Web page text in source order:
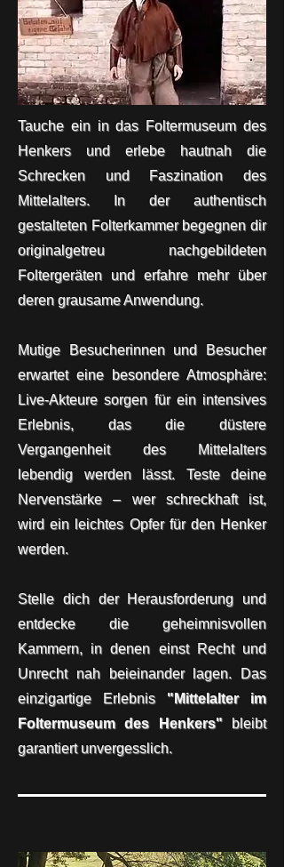
Tauche ein in das Foltermuseum des
Henkers und erlebe hautnah die
Schrecken und Faszination des
Mittelalters. In der authentisch
gestalteten Folterkammer begegnen dir
originalgetreu nachgebildeten
Foltergeräten und erfahre mehr über
deren grausame Anwendung.
Mutige Besucherinnen und Besucher
erwartet eine besondere Atmosphäre:
Live-Akteure sorgen für ein intensives
Erlebnis, das die düstere
Vergangenheit des Mittelalters
lebendig werden lässt. Teste deine
Nervenstärke – wer schreckhaft ist,
wird ein leichtes Opfer für den Henker
werden.
Stelle dich der Herausforderung und
entdecke die geheimnisvollen
Kammern, in denen einst Recht und
Unrecht nah beieinander lagen. Das
einzigartige Erlebnis "Mittelalter im
Foltermuseum des Henkers"bleibt
garantiert unvergesslich.